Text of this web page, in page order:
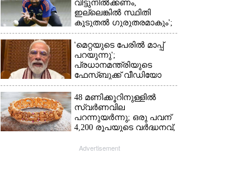
വിട്ടുനിൽക്കണം,
ഇല്ലെങ്കിൽ സ്ഥിതി
കൂടുതൽ ഗുരുതരമാകും';
മുന്നറിയിപ്പുമായി മുൻ
താരം
'മെറ്റയുടെ പേരിൽ മാപ്പ്
പറയുന്നു';
പ്രധാനമന്ത്രിയുടെ
ഫേസ്‌ബുക്ക് വീഡിയോ
നീക്കം ചെയ്തതിൽ
ക്ഷമാപണം
48 മണിക്കൂറിനുള്ളിൽ
സ്വർണവില
പറന്നുയർന്നു; ഒരു പവന്
4,200 രൂപയുടെ വർദ്ധനവ്,
കനത്ത തിരിച്ചടി
Advertisement